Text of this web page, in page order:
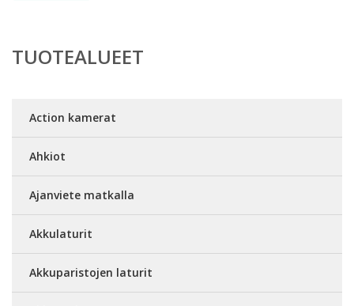
TUOTEALUEET
Action kamerat
Ahkiot
Ajanviete matkalla
Akkulaturit
Akkuparistojen laturit